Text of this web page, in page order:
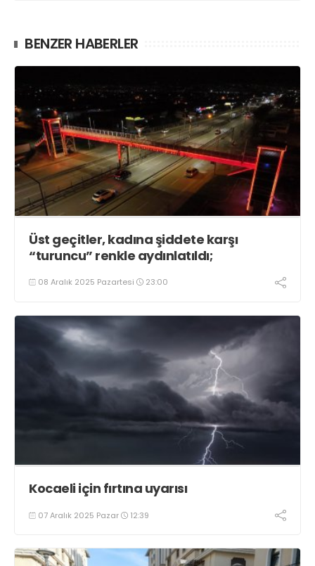
BENZER HABERLER
Üst geçitler, kadına şiddete karşı
“turuncu” renkle aydınlatıldı;
08 Aralık 2025 Pazartesi 23:00
Kocaeli için fırtına uyarısı
07 Aralık 2025 Pazar 12:39